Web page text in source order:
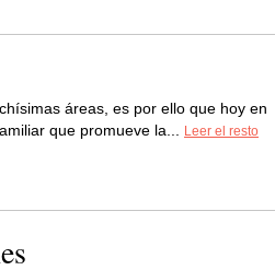
áreas, es por ello que hoy en
que promueve la...
Leer el resto